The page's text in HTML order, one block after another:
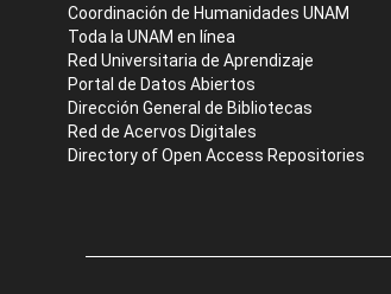
Coordinación de Humanidades UNAM
Toda la UNAM en línea
Red Universitaria de Aprendizaje
Portal de Datos Abiertos
Dirección General de Bibliotecas
Red de Acervos Digitales
Directory of Open Access Repositories